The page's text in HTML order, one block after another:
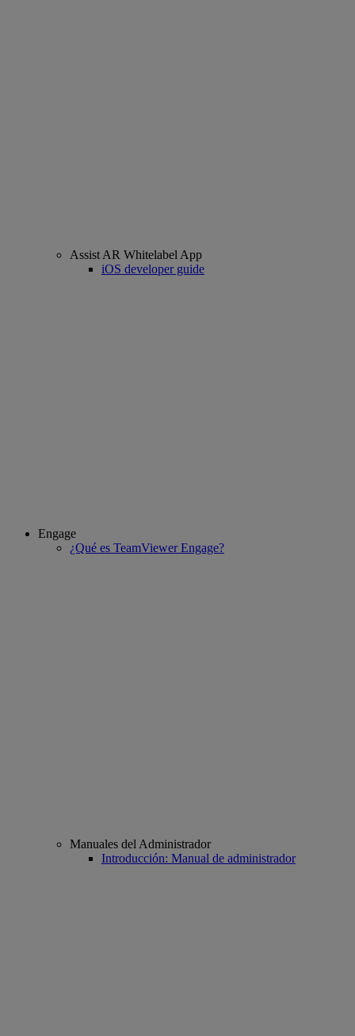
Assist AR Whitelabel App
iOS developer guide
Engage
¿Qué es TeamViewer Engage?
Manuales del Administrador
Introducción: Manual de administrador